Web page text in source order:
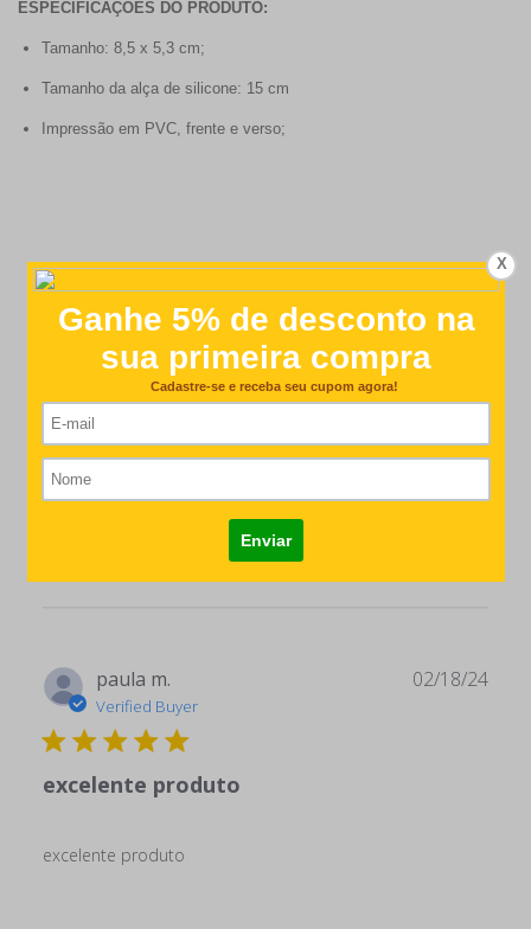
ESPECIFICAÇÕES DO PRODUTO:
Tamanho: 8,5 x 5,3 cm;
Tamanho da alça de silicone: 15 cm
Impressão em PVC, frente e verso;
Customer Reviews
4.6
Write A Review
paula m.
Verified Buyer
excelente produto
excelente produto
02/18/24
X